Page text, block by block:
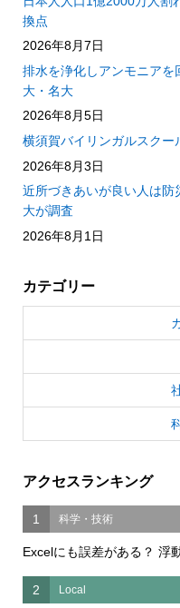
換点
2026年8月7日
排水を浄化しアンモニア
大・名大
2026年8月5日
横須賀バイリンガルスクー
2026年8月3日
近所づきあいが良い人は
大が調査
2026年8月1日
カテゴリー
アクセスランキング
1 科学・技術
Excelにも誤差がある？ 浮
2 Local